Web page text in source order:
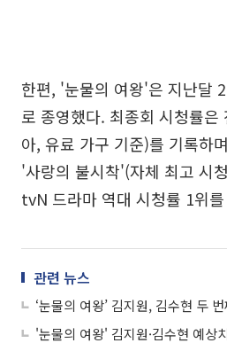
한편, '눈물의 여왕'은 지난달
로 종영했다. 최종회 시청률
아, 유료 가구 기준)를 기록하
'사랑의 불시착'(자체 최고 시
tvN 드라마 역대 시청률 1위
관련 뉴스